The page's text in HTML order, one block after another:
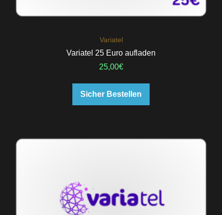
Variatel
Variatel 25 Euro aufladen
25,00€
Sicher Bestellen